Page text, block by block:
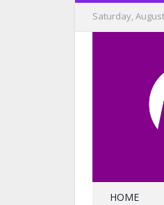
Saturday,
HOME